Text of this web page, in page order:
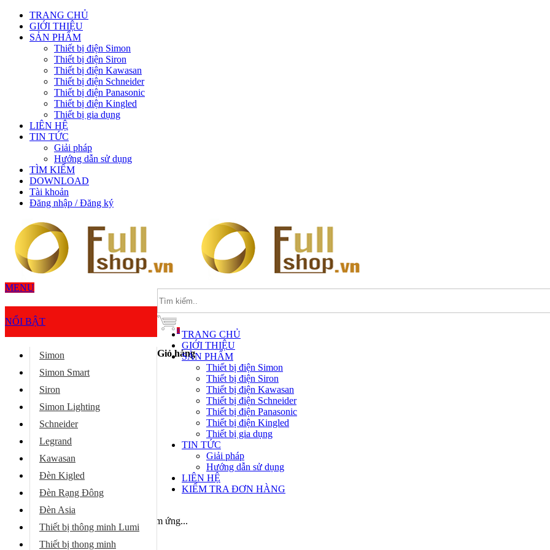
TRANG CHỦ
GIỚI THIỆU
SẢN PHẨM
Thiết bị điện Simon
Thiết bị điện Siron
Thiết bị điện Kawasan
Thiết bị điện Schneider
Thiết bị điện Panasonic
Thiết bị điện Kingled
Thiết bị gia dụng
LIÊN HỆ
TIN TỨC
Giải pháp
Hướng dẫn sử dụng
TÌM KIẾM
DOWNLOAD
Tài khoản
Đăng nhập / Đăng ký
MENU
0
Giỏ hàng
NỔI BẬT
Simon
Simon Smart
Siron
Simon Lighting
Schneider
Legrand
Kawasan
Đèn Kigled
Đèn Rạng Đông
Đèn Asia
Thiết bị thông minh Lumi
Thiết bị thong minh
TRANG CHỦ
GIỚI THIỆU
SẢN PHẨM
Thiết bị điện Simon
Thiết bị điện Siron
Thiết bị điện Kawasan
Thiết bị điện Schneider
Thiết bị điện Panasonic
Thiết bị điện Kingled
Thiết bị gia dụng
TIN TỨC
Giải pháp
Hướng dẫn sử dụng
LIÊN HỆ
KIỂM TRA ĐƠN HÀNG
Trang chủ
Bộ báo động báo trộm 4 vị trí cảm ứng...